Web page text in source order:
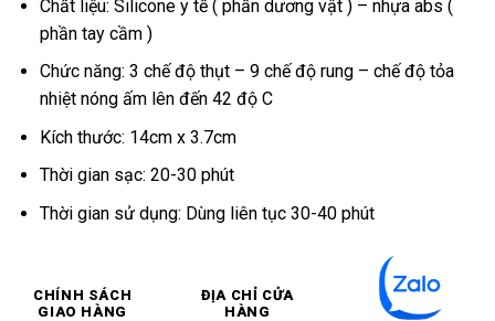
Chất liệu: Silicone y tế ( phần dương vật ) – nhựa abs (
phần tay cầm )
Chức năng: 3 chế độ thụt – 9 chế độ rung – chế độ tỏa
nhiệt nóng ấm lên đến 42 độ C
Kích thước: 14cm x 3.7cm
Thời gian sạc: 20-30 phút
Thời gian sử dụng: Dùng liên tục 30-40 phút
CHÍNH SÁCH
GIAO HÀNG
ĐỊA CHỈ CỬA
HÀNG